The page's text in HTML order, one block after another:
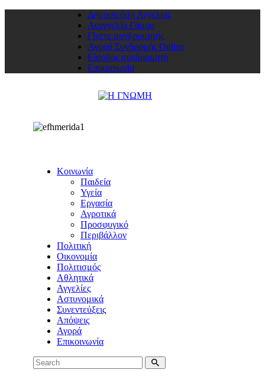
Δημοσιεύση Αγγελίας
Αναγγελία Γάμου
Γίνετε συνδρομητής
Αγορά Συνδρομής Online
Είσοδος συνδρομητή
Επικοινωνία
Κοινωνία
Παιδεία
Υγεία
Εργασία
Αγροτικά
Προσφυγικό
Περιβάλλον
Πολιτική
Οικονομία
Πολιτισμός
Αθλητικά
Αγγελίες
Αστυνομικά
Συνεντεύξεις
Απόψεις
Αγορά
Επικοινωνία